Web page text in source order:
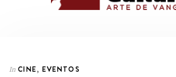
In CINE,EVENTOS